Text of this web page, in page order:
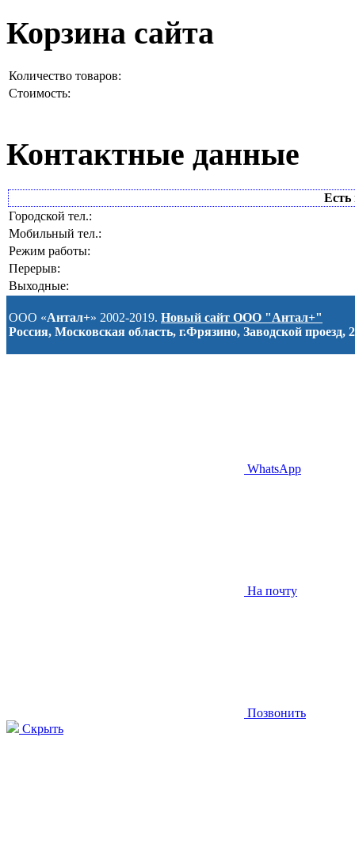
Корзина сайта
Количество товаров:
Стоимость:
Контактные данные
Есть
Городской тел.:
Мобильный тел.:
Режим работы:
Перерыв:
Выходные:
ООО «Антал+» 2002-2019. Новый сайт ООО "Антал+"
Россия, Московская область, г.Фрязино, Заводской проезд, 2
WhatsApp
На почту
Позвонить
Скрыть